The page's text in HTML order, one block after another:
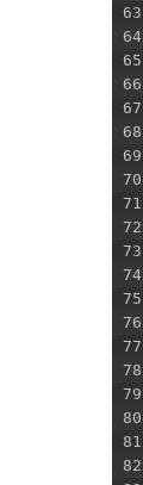
63
64
65
66
67
68
69
70
71
72
73
74
75
76
77
78
79
80
81
82